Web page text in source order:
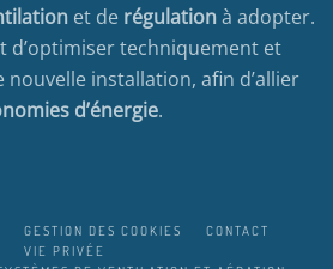
et de régulationà adopter.
d’optimiser techniquement et
installation, afin d’allier
d’énergie.
GESTION DES COOKIES
CONTACT
VIE PRIVÉE